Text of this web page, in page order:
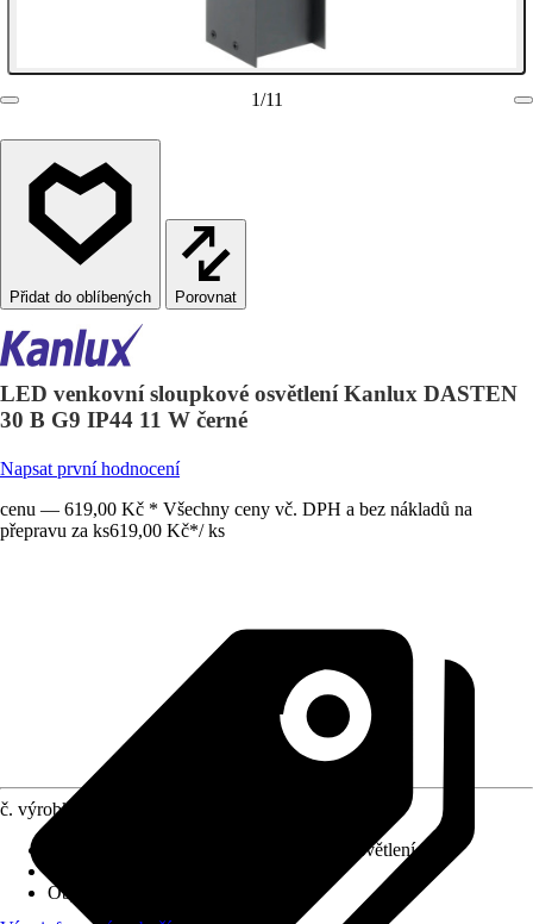
1/11
Porovnat
LED venkovní sloupkové osvětlení Kanlux DASTEN
30 B G9 IP44 11 W černé
Napsat první hodnocení
cenu — 619,00 Kč * Všechny ceny vč. DPH a bez nákladů na
přepravu za ks619,00 Kč*/ ks
č. výrobku
Dekorace, LED, Sloupkové osvětlení
Objímka